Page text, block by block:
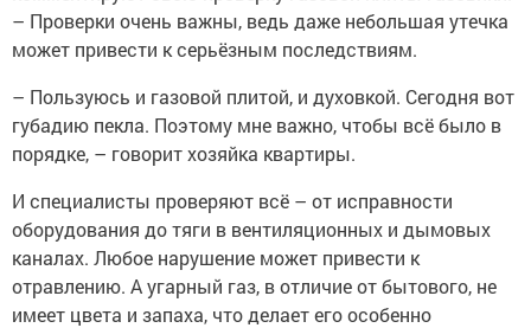
– Проверки очень важны, ведь даже небольшая утечка
может привести к серьёзным последствиям.
– Пользуюсь и газовой плитой, и духовкой. Сегодня вот
губадию пекла. Поэтому мне важно, чтобы всё было в
порядке, – говорит хозяйка квартиры.
И специалисты проверяют всё – от исправности
оборудования до тяги в вентиляционных и дымовых
каналах. Любое нарушение может привести к
отравлению. А угарный газ, в отличие от бытового, не
имеет цвета и запаха, что делает его особенно